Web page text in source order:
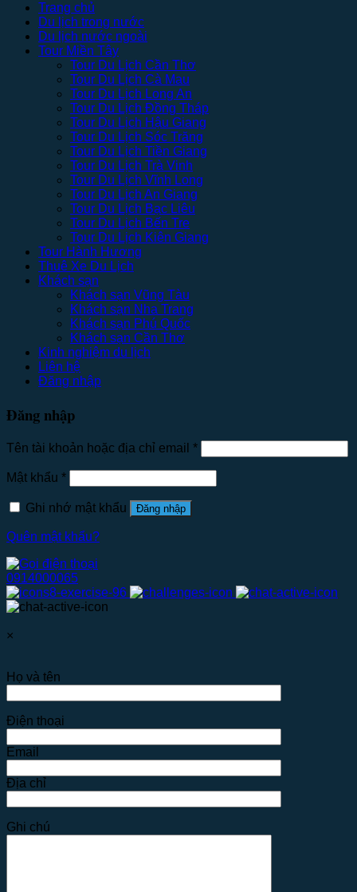
Trang chủ
Du lịch trong nước
Du lịch nước ngoài
Tour Miền Tây
Tour Du Lịch Cần Thơ
Tour Du Lịch Cà Mau
Tour Du Lịch Long An
Tour Du Lịch Đồng Tháp
Tour Du Lịch Hậu Giang
Tour Du Lịch Sóc Trăng
Tour Du Lịch Tiền Giang
Tour Du Lịch Trà Vinh
Tour Du Lịch Vĩnh Long
Tour Du Lịch An Giang
Tour Du Lịch Bạc Liêu
Tour Du Lịch Bến Tre
Tour Du Lịch Kiên Giang
Tour Hành Hương
Thuê Xe Du Lịch
Khách sạn
Khách sạn Vũng Tàu
Khách sạn Nha Trang
Khách sạn Phú Quốc
Khách sạn Cần Thơ
Kinh nghiệm du lịch
Liên hệ
Đăng nhập
Đăng nhập
Tên tài khoản hoặc địa chỉ email *
Mật khẩu *
Ghi nhớ mật khẩu Đăng nhập
Quên mật khẩu?
0914000065
×
Họ và tên
Điện thoại
Email
Địa chỉ
Ghi chú